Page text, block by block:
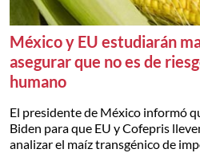
México y EU estudiarán
asegurar que no es de
humano
El presidente de México informó
Biden para que EU y Cofepris
analizar el maíz transgénico de